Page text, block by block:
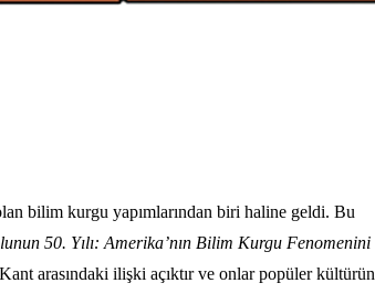
bilim kurgu yapımlarından biri haline geldi. Bu
50. Yılı: Amerika’nın Bilim Kurgu Fenomenini
arasındaki ilişki açıktır ve onlar popüler kültürün